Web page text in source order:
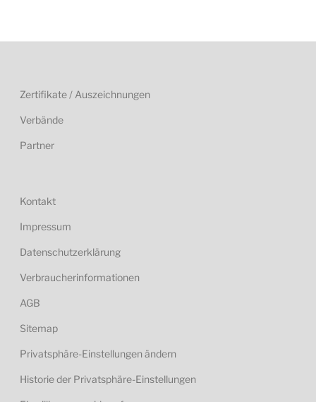
Zertifikate / Auszeichnungen
Verbände
Partner
Kontakt
Impressum
Datenschutzerklärung
Verbraucherinformationen
AGB
Sitemap
Privatsphäre-Einstellungen ändern
Historie der Privatsphäre-Einstellungen